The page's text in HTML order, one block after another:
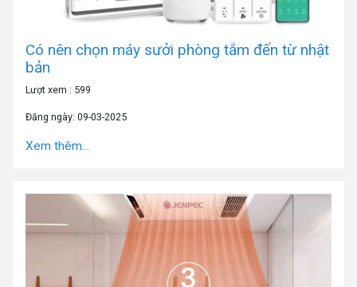
Có nên chọn máy sưởi phòng tắm đến từ nhật
bản
Lượt xem : 599
Đăng ngày: 09-03-2025
Xem thêm...